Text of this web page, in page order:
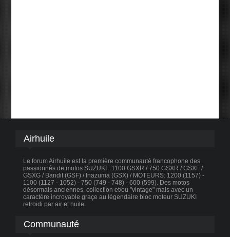
Airhuile
Le forum Airhuile est la première communauté francophone des
passionnés de motos SUZUKI : 1100 GSXR / 750 GSXR / GSXF /
GSXG / Bandit (GSF) / Inazuma (GSX) / MOTEURS: 1200 (1157) -
1100 (1127 - 1052) - 750 (749 - 748) - 600 (599). Des motos
désormais anciennes, collection et/ou "vintage" mais avec un
caractère incroyable graçe au légendaire bloc moteur SUZUKI
refroidi par air et huile.
Communauté